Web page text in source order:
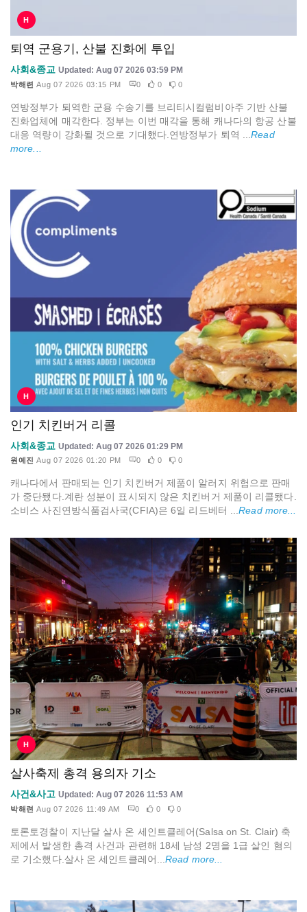
H
퇴역 군용기, 산불 진화에 투입
사회&종교 Updated: Aug 07 2026 03:59 PM
박해련 Aug 07 2026 03:15 PM 0 0 0
연방정부가 퇴역한 군용 수송기를 브리티시컬럼비아주 기반 산불
진화업체에 매각한다. 정부는 이번 매각을 통해 캐나다의 항공 산불
대응 역량이 강화될 것으로 기대했다.연방정부가 퇴역 ...Read
more...
H
인기 치킨버거 리콜
사회&종교 Updated: Aug 07 2026 01:29 PM
원예진 Aug 07 2026 01:20 PM 0 0 0
캐나다에서 판매되는 인기 치킨버거 제품이 알러지 위험으로 판매
가 중단됐다.계란 성분이 표시되지 않은 치킨버거 제품이 리콜됐다.
소비스 사진연방식품검사국(CFIA)은 6일 리드베터 ...Read more...
H
살사축제 총격 용의자 기소
사건&사고 Updated: Aug 07 2026 11:53 AM
박해련 Aug 07 2026 11:49 AM 0 0 0
토론토경찰이 지난달 살사 온 세인트클레어(Salsa on St. Clair) 축
제에서 발생한 총격 사건과 관련해 18세 남성 2명을 1급 살인 혐의
로 기소했다.살사 온 세인트클레어...Read more...